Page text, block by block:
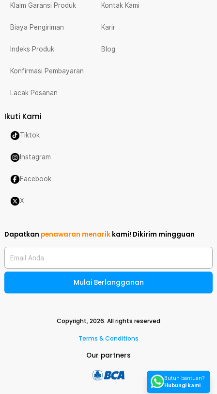
Klaim Garansi Produk
Biaya Pengiriman
Indeks Produk
Konfirmasi Pembayaran
Lacak Pesanan
Kontak Kami
Karir
Blog
Ikuti Kami
Tiktok
Instagram
Facebook
X
Dapatkan penawaran menarik kami! Dikirim mingguan
Email Anda
Mulai Berlangganan
Copyright,2026. All rights reserved
Terms & Conditions
Our partners
Butuh bantuan?
Hubungi kami